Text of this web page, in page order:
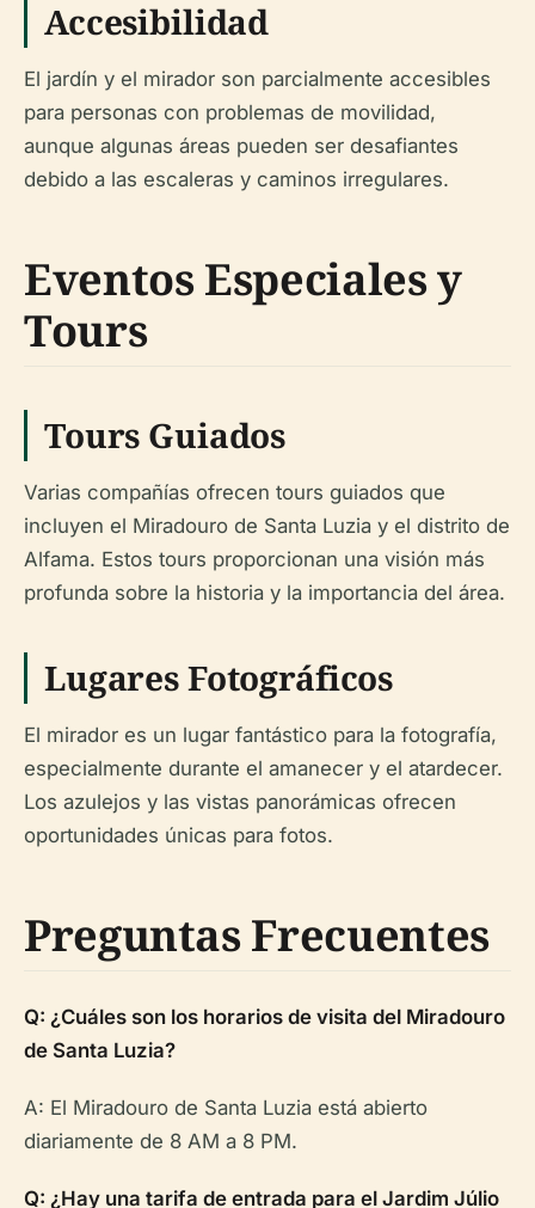
Accesibilidad
El jardín y el mirador son parcialmente accesibles
para personas con problemas de movilidad,
aunque algunas áreas pueden ser desafiantes
debido a las escaleras y caminos irregulares.
Eventos Especiales y
Tours
Tours Guiados
Varias compañías ofrecen tours guiados que
incluyen el Miradouro de Santa Luzia y el distrito de
Alfama. Estos tours proporcionan una visión más
profunda sobre la historia y la importancia del área.
Lugares Fotográficos
El mirador es un lugar fantástico para la fotografía,
especialmente durante el amanecer y el atardecer.
Los azulejos y las vistas panorámicas ofrecen
oportunidades únicas para fotos.
Preguntas Frecuentes
Q: ¿Cuáles son los horarios de visita del Miradouro
de Santa Luzia?
A: El Miradouro de Santa Luzia está abierto
diariamente de 8 AM a 8 PM.
Q: ¿Hay una tarifa de entrada para el Jardim Júlio